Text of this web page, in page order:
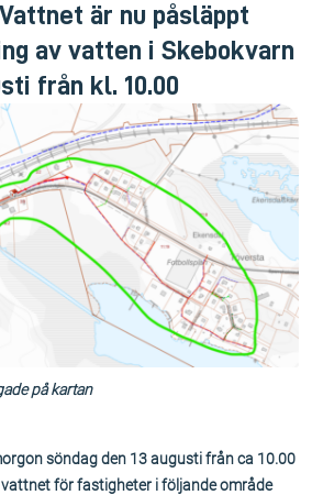
Vattnet är nu påsläppt
av vatten i Skebokvarn
från kl. 10.00
på kartan
söndag den 13 augusti från ca 10.00
för fastigheter i följande område